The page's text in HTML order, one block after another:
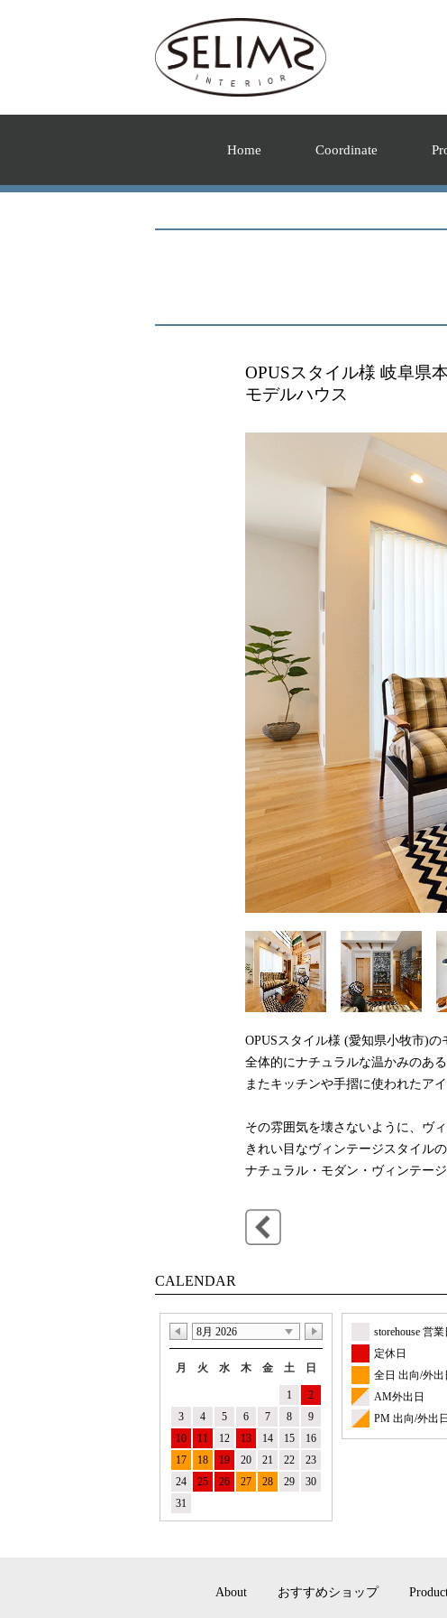
Home Coordinate
OPUSスタイル様 岐阜県
モデルハウス
OPUSスタイル様 (愛知県小牧市)の
全体的にナチュラルな温かみのあ
またキッチンや手摺に使われたア
その雰囲気を壊さないように、ヴ
きれい目なヴィンテージスタイル
ナチュラル・モダン・ヴィンテー
CALENDAR
8月 2026
月 火 水 木 金 土 日
1
2
3
4 5 6 7 8
9
10
11 12 13 14 15
16
17
18 19 20 21 22
23
24
25 26 27 28 29
30
31
storehouse 営業
定休日
全日 出向/外出
AM外出日
PM 出向/外出日
About おすすめショップ